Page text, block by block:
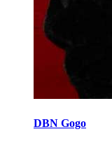
DBN Gogo